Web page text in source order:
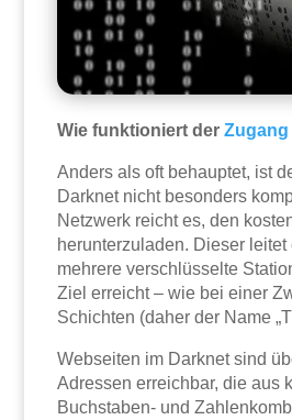
Wie funktioniert derZugang
Anders als oft behauptet, ist
Darknet nicht besonders
Netzwerk reicht es, den
herunterzuladen. Dieser
mehrere verschlüsselte
Ziel erreicht – wie bei einer
Schichten (daher der Name
Webseiten im Darknet sind
Adressen erreichbar, die aus
Buchstaben- und